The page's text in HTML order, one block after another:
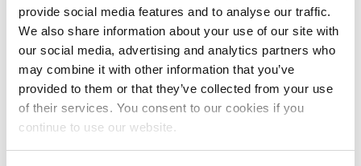
provide social media features and to analyse our traffic.
We also share information about your use of our site with
our social media, advertising and analytics partners who
may combine it with other information that you’ve
provided to them or that they’ve collected from your use
of their services. You consent to our cookies if you
continue to use our website.